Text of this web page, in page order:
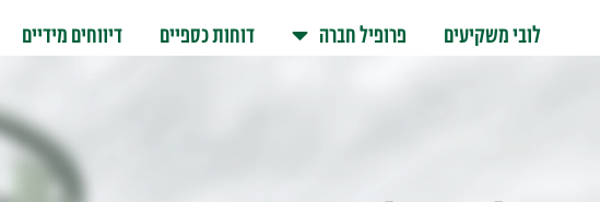
לובי משקיעים פרופיל חברה דוחות כספיים דיווחים מידיים